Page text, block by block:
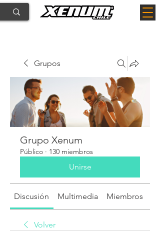
Grupos
Grupo Xenum
Público · 130 miembros
Unirse
Discusión Multimedia Miembros
Volver